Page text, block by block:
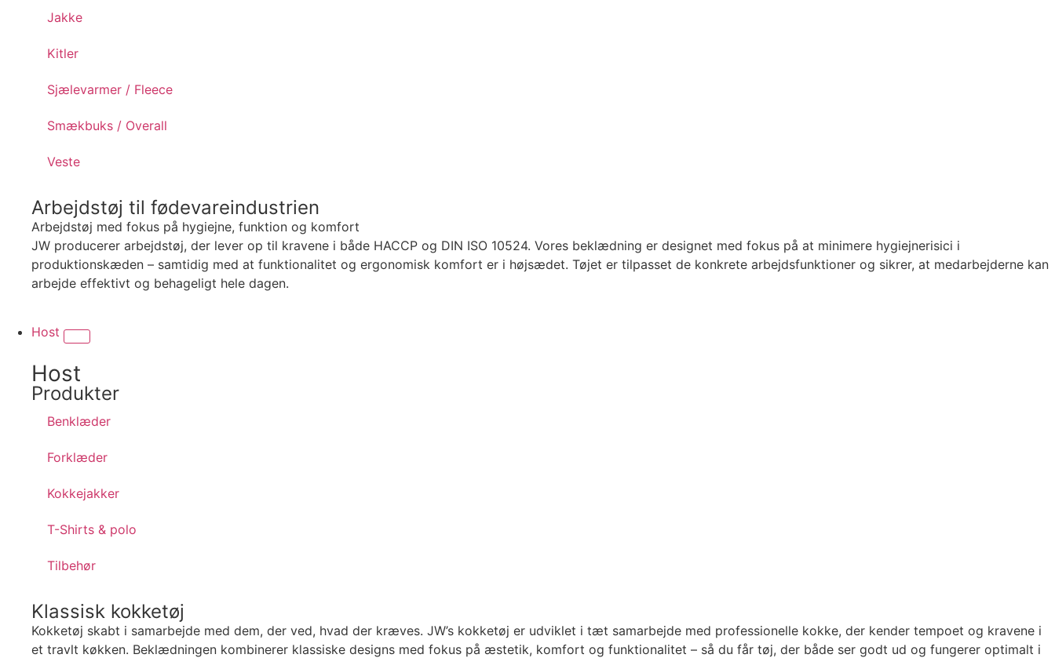
Jakke
Kitler
Sjælevarmer / Fleece
Smækbuks / Overall
Veste
Arbejdstøj til fødevareindustrien
Arbejdstøj med fokus på hygiejne, funktion og komfort
JW producerer arbejdstøj, der lever op til kravene i både HACCP og DIN ISO 10524. Vores beklædning er designet med fokus på at minimere hygiejnerisici i
produktionskæden – samtidig med at funktionalitet og ergonomisk komfort er i højsædet. Tøjet er tilpasset de konkrete arbejdsfunktioner og sikrer, at medarbejderne kan
arbejde effektivt og behageligt hele dagen.
Host
Host
Produkter
Benklæder
Forklæder
Kokkejakker
T-Shirts & polo
Tilbehør
Klassisk kokketøj
Kokketøj skabt i samarbejde med dem, der ved, hvad der kræves. JW’s kokketøj er udviklet i tæt samarbejde med professionelle kokke, der kender tempoet og kravene i
et travlt køkken. Beklædningen kombinerer klassiske designs med fokus på æstetik, komfort og funktionalitet – så du får tøj, der både ser godt ud og fungerer optimalt i